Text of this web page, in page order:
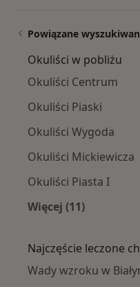
Powiązane
Okuliści w pobliżu
Okuliści Centrum
Okuliści Piaski
Okuliści Wygoda
Okuliści Mickiewicza
Okuliści Piasta I
Więcej (11)
Najczęście leczone
Wady wzroku w